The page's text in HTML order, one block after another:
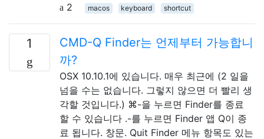
2
macos keyboard shortcut
1
CMD-Q Finder는 언제부터 가능합니
까?
OSX 10.10.1에 있습니다. 매우 최근에 (2 일을
넘을 수는 없습니다. 그렇지 않으면 더 빨리 생
각할 것입니다.) ⌘-을 누르면 Finder를 종료
할 수 있습니다 .-를 누르면 Finder 앱 Q이 종
료 됩니다. 창문. Quit Finder 메뉴 항목도 있는